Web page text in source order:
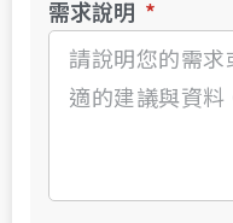
需求說明